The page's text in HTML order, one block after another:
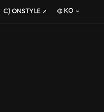
CJ ONSTYLE KO